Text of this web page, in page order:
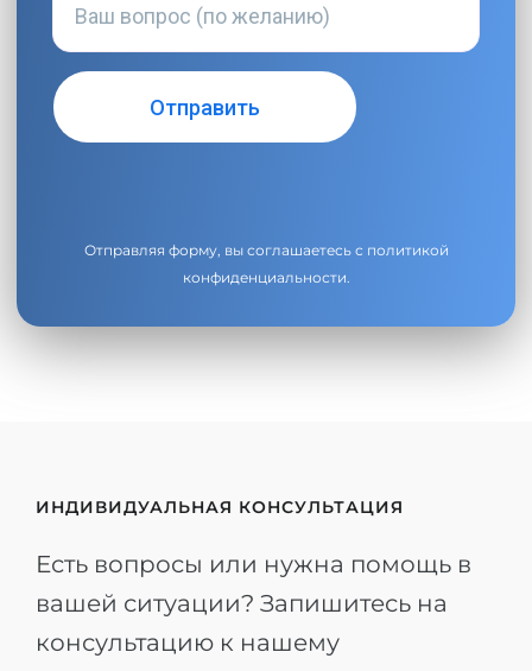
Отправляя форму, вы соглашаетесь с политикой
конфиденциальности.
ИНДИВИДУАЛЬНАЯ КОНСУЛЬТАЦИЯ
Есть вопросы или нужна помощь в
вашей ситуации? Запишитесь на
консультацию к нашему